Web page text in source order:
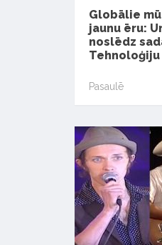
Globālie
jaunu ēru:
noslēdz
Tehnoloģiju
Pasaulē